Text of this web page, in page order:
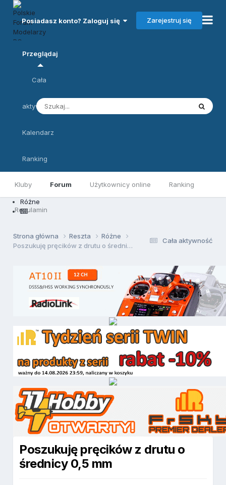
Posiadasz konto? Zaloguj się Zarejestruj się
Przeglądaj
Kluby Forum Użytkownicy online Ranking
Regulamin
Cała
aktywność
Kalendarz
Ranking
Różne
Cała aktywność
Strona główna Reszta
Różne
Poszukuję pręcików z drutu o średnicy 0,5 mm
Poszukuję pręcików z drutu o
średnicy 0,5 mm